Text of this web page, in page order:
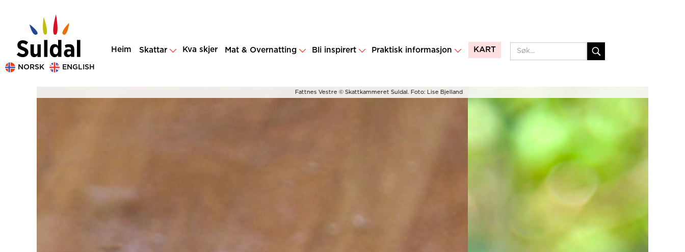
Heim Skattar Kva skjer Mat & Overnatting Bli inspirert Praktisk informasjon KART
NORSK ENGLISH